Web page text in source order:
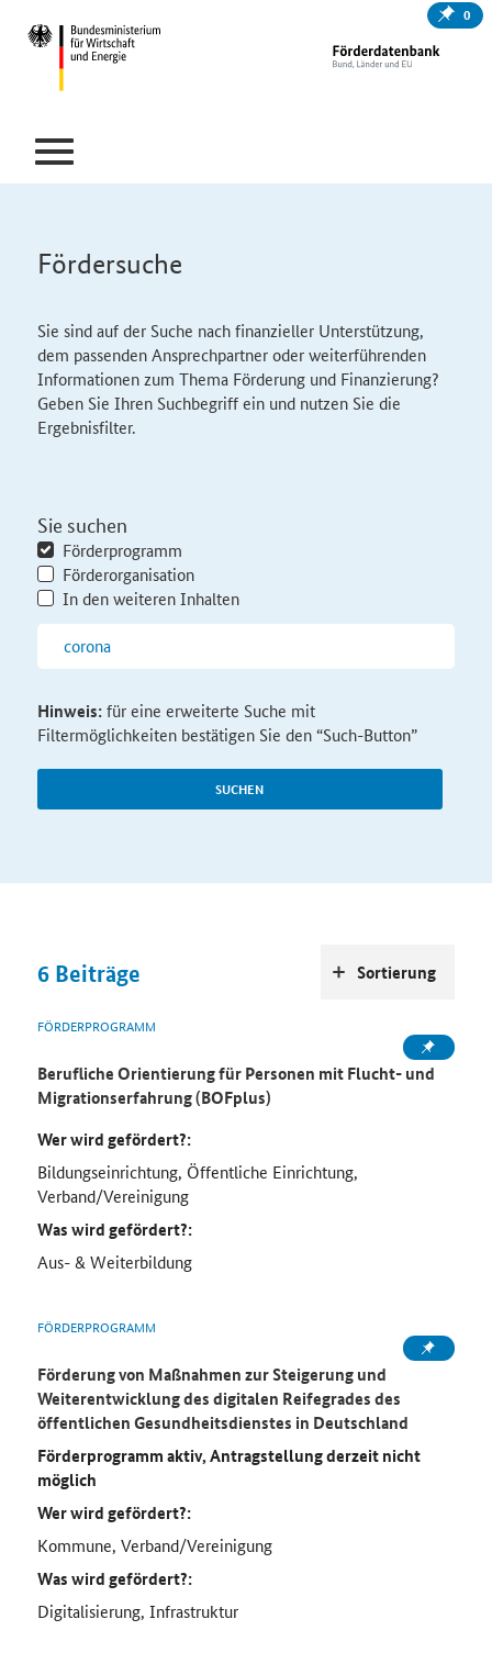
0
Fördersuche
Sie sind auf der Suche nach finanzieller Unterstützung,
dem passenden Ansprechpartner oder weiterführenden
Informationen zum Thema Förderung und Finanzierung?
Geben Sie Ihren Suchbegriff ein und nutzen Sie die
Ergebnisfilter.
Sie suchen
Förderprogramm
Förderorganisation
In den weiteren Inhalten
SUCHEN
Hinweis:für eine erweiterte Suche mit
Filtermöglichkeiten bestätigen Sie den “Such-Button”
6 Beiträge
FÖRDERPROGRAMM
Berufliche Orientierung für Personen mit Flucht- und
Migrationserfahrung (BOFplus)
Wer wird gefördert?:
Bildungseinrichtung, Öffentliche Einrichtung,
Verband/Vereinigung
Was wird gefördert?:
Aus- & Weiterbildung
FÖRDERPROGRAMM
Förderung von Maßnahmen zur Steigerung und
Weiterentwicklung des digitalen Reifegrades des
öffentlichen Gesundheitsdienstes in Deutschland
Förderprogramm aktiv, Antragstellung derzeit nicht
möglich
Wer wird gefördert?:
Kommune, Verband/Vereinigung
Was wird gefördert?:
Digitalisierung, Infrastruktur
Sortierung